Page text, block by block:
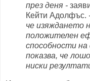
през деня -
Кейти Адолфъс.
че изяждането
положителен
способности
показва, че
ниски